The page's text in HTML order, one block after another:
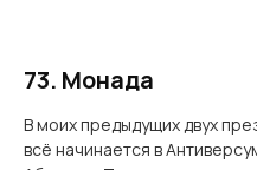
73. Монада
В моих предыдущих двух
всё начинается в